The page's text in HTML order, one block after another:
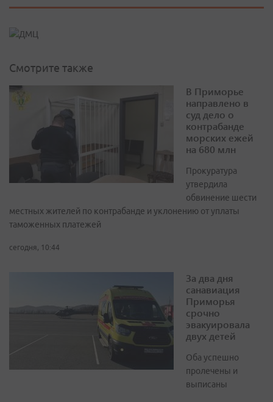
Смотрите также
В Приморье
направлено в
суд дело о
контрабанде
морских ежей
на 680 млн
Прокуратура
утвердила
обвинение шести
местных жителей по контрабанде и уклонению от уплаты
таможенных платежей
сегодня, 10:44
За два дня
санавиация
Приморья
срочно
эвакуировала
двух детей
Оба успешно
пролечены и
выписаны